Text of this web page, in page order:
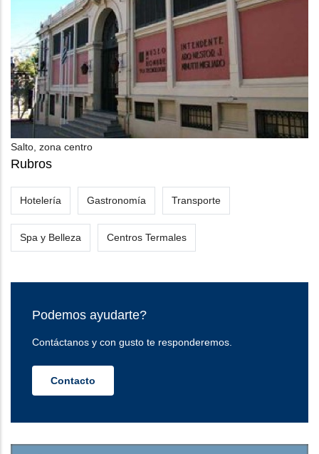
Salto, zona centro
Rubros
Hotelería Gastronomía Transporte
Spa y Belleza Centros Termales
Podemos ayudarte?
Contáctanos y con gusto te responderemos.
Contacto